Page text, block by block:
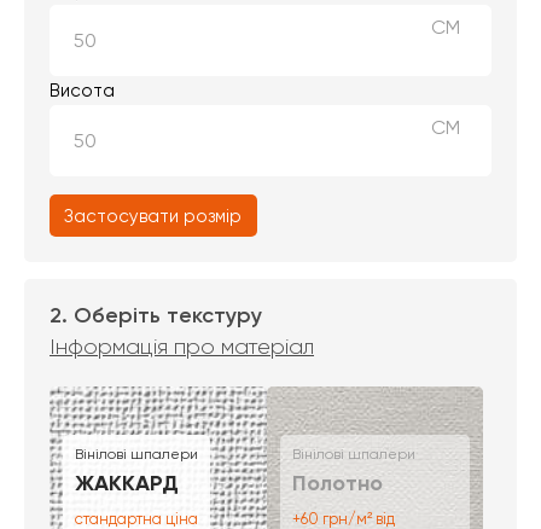
СМ
Висота
СМ
Застосувати розмір
2. Оберіть текстуру
Інформація про матеріал
Вінілові шпалери
ЖАККАРД
стандартна ціна
Вінілові шпалери
Полотно
+60 грн/м² від